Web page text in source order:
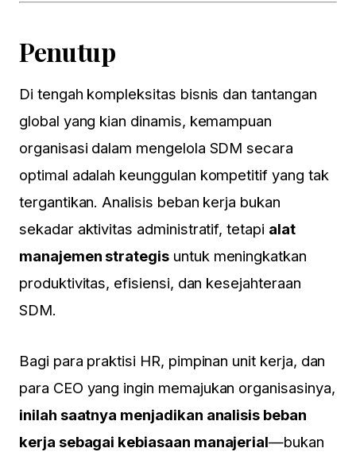
Penutup
Di tengah kompleksitas bisnis dan tantangan
global yang kian dinamis, kemampuan
organisasi dalam mengelola SDM secara
optimal adalah keunggulan kompetitif yang tak
tergantikan. Analisis beban kerja bukan
sekadar aktivitas administratif, tetapi alat
manajemen strategisuntuk meningkatkan
produktivitas, efisiensi, dan kesejahteraan
SDM.
Bagi para praktisi HR, pimpinan unit kerja, dan
para CEO yang ingin memajukan organisasinya,
inilah saatnya menjadikan analisis beban
kerja sebagai kebiasaan manajerial—bukan